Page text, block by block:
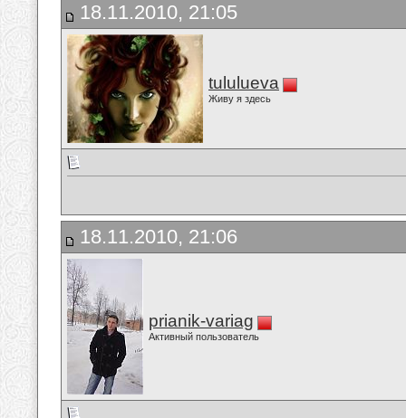
18.11.2010, 21:05
tululueva
Живу я здесь
18.11.2010, 21:06
prianik-variag
Активный пользователь